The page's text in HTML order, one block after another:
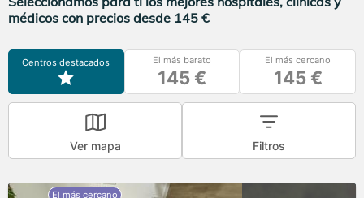
médicos con precios desde 145 €
Centros destacados El más barato
145 €
El más cercano
145 €
Ver mapa Filtros